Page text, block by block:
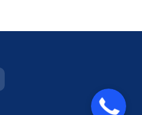
Закажите
звонок